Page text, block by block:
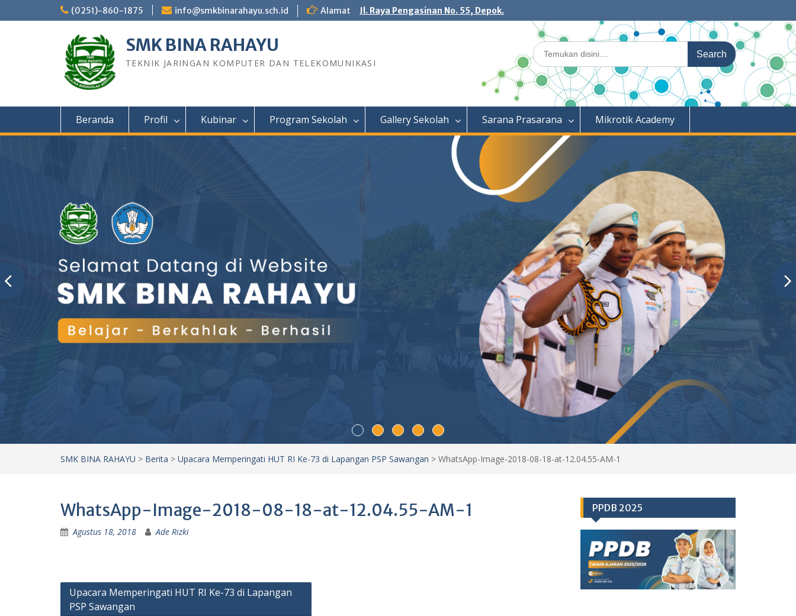
to
(0251)-860-1875 info@smkbinarahayu.sch.id Alamat Jl. Raya Pengasinan No. 55, Depok.
SMK BINA RAHAYU
TEKNIK JARINGAN KOMPUTER DAN TELEKOMUNIKASI
Search
for:
Beranda Profil Kubinar Program Sekolah Gallery Sekolah Sarana Prasarana Mikrotik Academy
SMK BINA RAHAYU > Berita > Upacara Memperingati HUT RI Ke-73 di Lapangan PSP Sawangan > WhatsApp-Image-2018-08-18-at-12.04.55-AM-1
WhatsApp-Image-2018-08-18-at-12.04.55-AM-1
Agustus 18, 2018 Ade Rizki
Navigasi
pos
Upacara Memperingati HUT RI Ke-73 di Lapangan
PSP Sawangan
PPDB 2025